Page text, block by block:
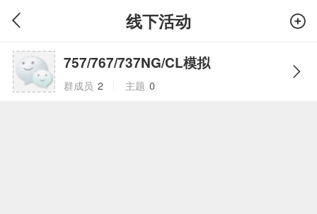
线下活动
757/767/737NG/CL模拟
群成员 2 主题 0